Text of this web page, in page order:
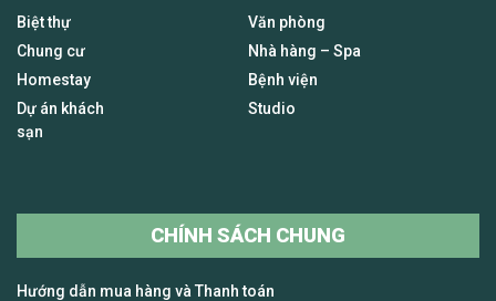
Biệt thự
Chung cư
Homestay
Dự án khách
sạn
Văn phòng
Nhà hàng – Spa
Bệnh viện
Studio
CHÍNH SÁCH CHUNG
Hướng dẫn mua hàng và Thanh toán